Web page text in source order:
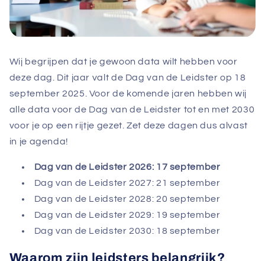
Wij begrijpen dat je gewoon data wilt hebben voor
deze dag. Dit jaar valt de Dag van de Leidster op 18
september 2025. Voor de komende jaren hebben wij
alle data voor de Dag van de Leidster tot en met 2030
voor je op een rijtje gezet. Zet deze dagen dus alvast
in je agenda!
Dag van de Leidster 2026: 17 september
Dag van de Leidster 2027: 21 september
Dag van de Leidster 2028: 20 september
Dag van de Leidster 2029: 19 september
Dag van de Leidster 2030: 18 september